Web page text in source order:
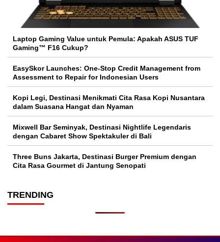
Laptop Gaming Value untuk Pemula: Apakah ASUS TUF
Gaming™ F16 Cukup?
EasySkor Launches: One-Stop Credit Management from
Assessment to Repair for Indonesian Users
Kopi Legi, Destinasi Menikmati Cita Rasa Kopi Nusantara
dalam Suasana Hangat dan Nyaman
Mixwell Bar Seminyak, Destinasi Nightlife Legendaris
dengan Cabaret Show Spektakuler di Bali
Three Buns Jakarta, Destinasi Burger Premium dengan
Cita Rasa Gourmet di Jantung Senopati
TRENDING